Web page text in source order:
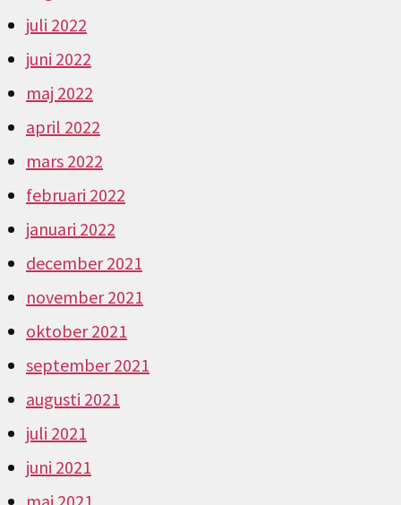
juli 2022
juni 2022
maj 2022
april 2022
mars 2022
februari 2022
januari 2022
december 2021
november 2021
oktober 2021
september 2021
augusti 2021
juli 2021
juni 2021